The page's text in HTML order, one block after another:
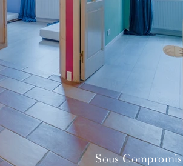
Sous Compromis